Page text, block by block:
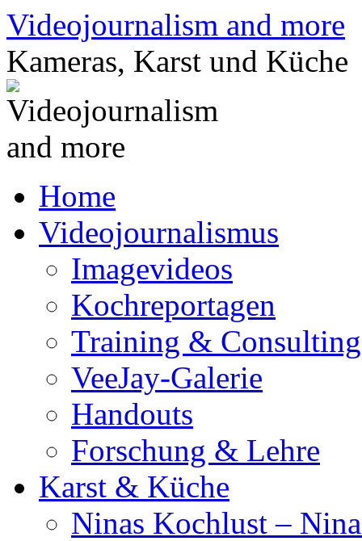
Zum
Inhalt
springen
Videojournalism and more
Kameras, Karst und Küche
Home
Videojournalismus
Imagevideos
Kochreportagen
Training & Consulting
VeeJay-Galerie
Handouts
Forschung & Lehre
Karst & Küche
Ninas Kochlust –